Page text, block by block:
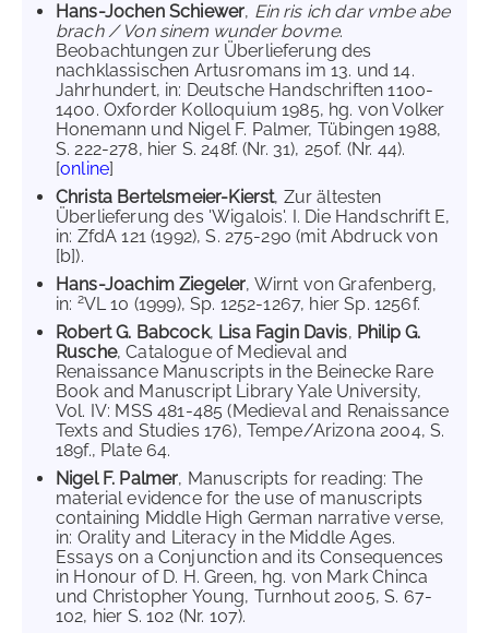
Hans-Jochen Schiewer, Ein ris ich dar vmbe abe
brach / Von sinem wunder bovme.
Beobachtungen zur Überlieferung des
nachklassischen Artusromans im 13. und 14.
Jahrhundert, in: Deutsche Handschriften 1100-
1400. Oxforder Kolloquium 1985, hg. von Volker
Honemann und Nigel F. Palmer, Tübingen 1988,
S. 222-278, hier S. 248f. (Nr. 31), 250f. (Nr. 44).
[online]
Christa Bertelsmeier-Kierst, Zur ältesten
Überlieferung des 'Wigalois'. I. Die Handschrift E,
in: ZfdA 121 (1992), S. 275-290 (mit Abdruck von
[b]).
Hans-Joachim Ziegeler, Wirnt von Grafenberg,
in: 2VL 10 (1999), Sp. 1252-1267, hier Sp. 1256f.
Robert G. Babcock, Lisa Fagin Davis, Philip G.
Rusche, Catalogue of Medieval and
Renaissance Manuscripts in the Beinecke Rare
Book and Manuscript Library Yale University,
Vol. IV: MSS 481-485 (Medieval and Renaissance
Texts and Studies 176), Tempe/Arizona 2004, S.
189f., Plate 64.
Nigel F. Palmer, Manuscripts for reading: The
material evidence for the use of manuscripts
containing Middle High German narrative verse,
in: Orality and Literacy in the Middle Ages.
Essays on a Conjunction and its Consequences
in Honour of D. H. Green, hg. von Mark Chinca
und Christopher Young, Turnhout 2005, S. 67-
102, hier S. 102 (Nr. 107).